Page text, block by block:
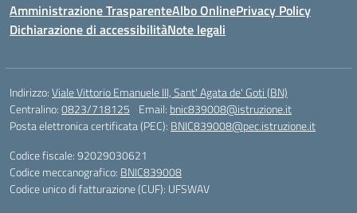
Amministrazione TrasparenteAlbo OnlinePrivacy Policy
Dichiarazione di accessibilitàNote legali
Indirizzo:Viale Vittorio Emanuele III, Sant' Agata de' Goti (BN)
Centralino:0823/718125 Email: bnic839008@istruzione.it
Posta elettronica certificata (PEC): BNIC839008@pec.istruzione.it
Codice fiscale: 92029030621
Codice meccanografico: BNIC839008
Codice unico di fatturazione (CUF): UFSWAV